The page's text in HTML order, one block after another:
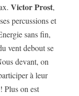
Victor Prost,
percussions et
sans fin,
vent debout se
devant, on
à leur
on est